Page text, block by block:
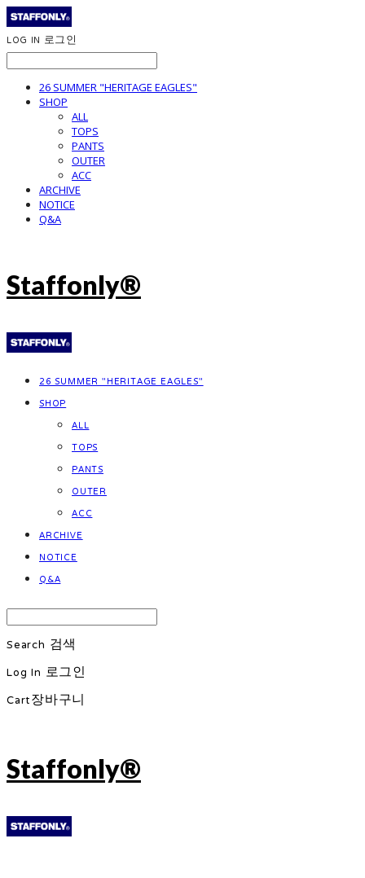
LOG IN 로그인
26 SUMMER "HERITAGE EAGLES"
SHOP
ALL
TOPS
PANTS
OUTER
ACC
ARCHIVE
NOTICE
Q&A
Staffonly®
26 SUMMER "HERITAGE EAGLES"
SHOP
ALL
TOPS
PANTS
OUTER
ACC
ARCHIVE
NOTICE
Q&A
Search 검색
Log In 로그인
Cart장바구니
Staffonly®